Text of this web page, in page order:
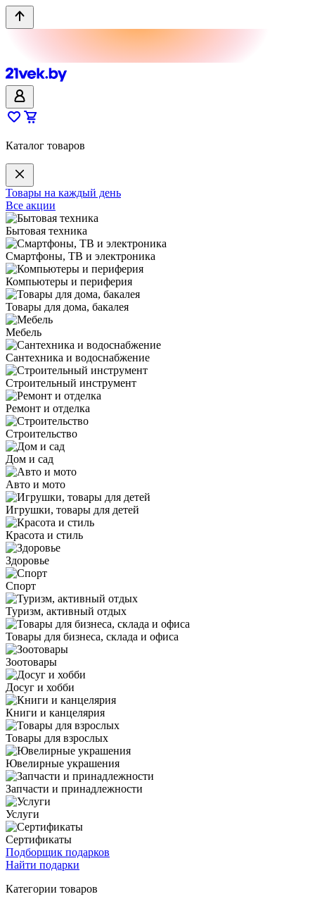
Каталог товаров
Товары на каждый день
Все акции
Бытовая техника
Смартфоны, ТВ и электроника
Компьютеры и периферия
Товары для дома, бакалея
Мебель
Сантехника и водоснабжение
Строительный инструмент
Ремонт и отделка
Строительство
Дом и сад
Авто и мото
Игрушки, товары для детей
Красота и стиль
Здоровье
Спорт
Туризм, активный отдых
Товары для бизнеса, склада и офиса
Зоотовары
Досуг и хобби
Книги и канцелярия
Товары для взрослых
Ювелирные украшения
Запчасти и принадлежности
Услуги
Сертификаты
Подборщик подарков
Найти подарки
Категории товаров